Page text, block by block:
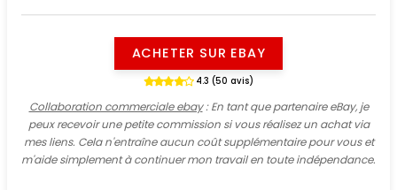
ACHETER SUR EBAY
4.3 (50 avis)
Collaboration commerciale ebay: En tant que partenaire eBay, je
peux recevoir une petite commission si vous réalisez un achat via
mes liens. Cela n'entraîne aucun coût supplémentaire pour vous et
m'aide simplement à continuer mon travail en toute indépendance.